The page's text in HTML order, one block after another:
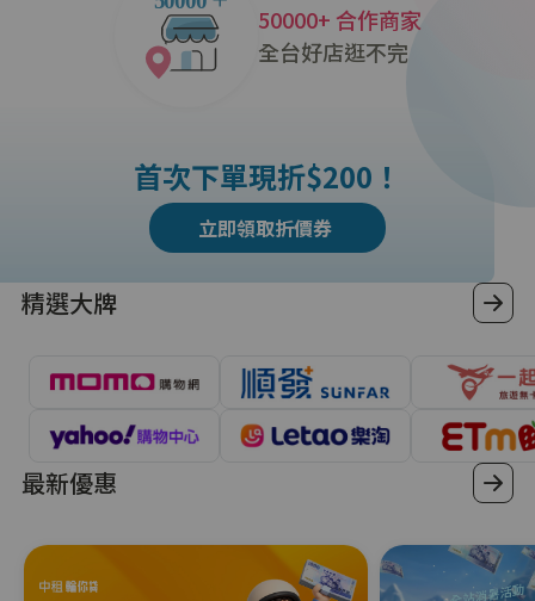
50000+ 合作商家
全台好店逛不完
首次下單現折$200！
立即領取折價券
精選大牌
最新優惠